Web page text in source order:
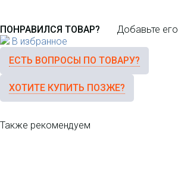
ПОНРАВИЛСЯ ТОВАР? Добавьте его
В избранное
ЕСТЬ ВОПРОСЫ ПО ТОВАРУ?
ХОТИТЕ КУПИТЬ ПОЗЖЕ?
Также рекомендуем